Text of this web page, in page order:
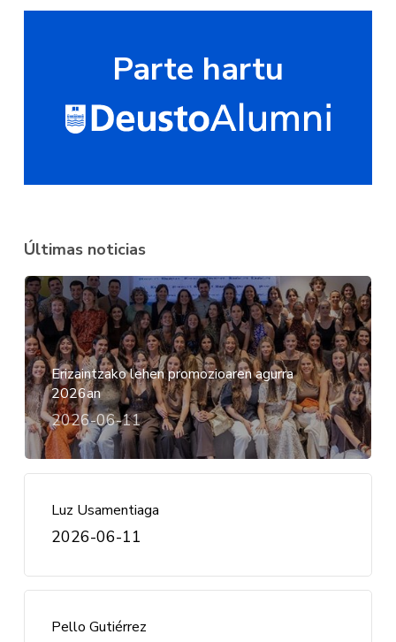
Parte hartu
Últimas noticias
Erizaintzako lehen promozioaren agurra
2026an
2026-06-11
Luz Usamentiaga
2026-06-11
Pello Gutiérrez